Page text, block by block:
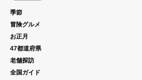
季節
冒険グルメ
お正月
47都道府県
老舗探訪
全国ガイド